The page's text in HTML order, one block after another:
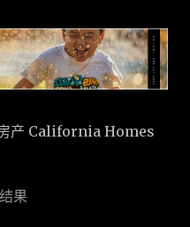
产 California Homes